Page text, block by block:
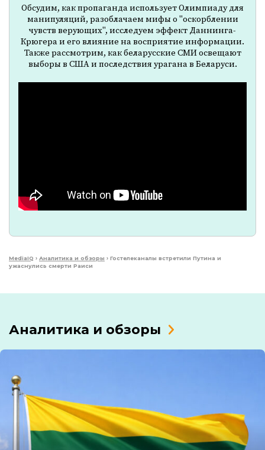
Обсудим, как пропаганда использует Олимпиаду для
манипуляций, разоблачаем мифы о "оскорблении
чувств верующих", исследуем эффект Даннинга-
Крюгера и его влияние на восприятие информации.
Также рассмотрим, как беларусские СМИ освещают
выборы в США и последствия урагана в Беларуси.
MediaIQ › Аналитика и обзоры › Гостелеканалы встретили Путина и
ужаснулись смерти Раиси
Аналитика и обзоры